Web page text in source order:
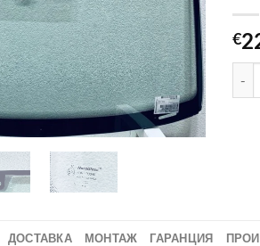
€
ДОСТАВКА МОНТАЖ ГАРАНЦИЯ